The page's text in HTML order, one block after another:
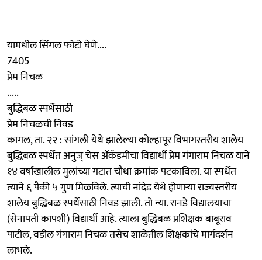
यामधील सिंगल फोटो घेणे....
7405
प्रेम निचळ
.....
बुद्धिबळ स्पर्धेसाठी
प्रेम निचळची निवड
कागल, ता. २२ : सांगली येथे झालेल्या कोल्हापूर विभागस्तरीय शालेय
बुद्धिबळ स्पर्धेत अनुज् चेस ॲकॅडमीचा विद्यार्थी प्रेम गंगाराम निचळ याने
१४ वर्षांखालील मुलांच्या गटात चौथा क्रमांक पटकाविला. या स्पर्धेत
त्याने ६ पैकी ५ गुण मिळविले. त्याची नांदेड येथे होणाऱ्या राज्यस्तरीय
शालेय बुद्धिबळ स्पर्धेसाठी निवड झाली. तो न्या. रानडे विद्यालयाचा
(सेनापती कापशी) विद्यार्थी आहे. त्याला बुद्धिबळ प्रशिक्षक बाबूराव
पाटील, वडील गंगाराम निचळ तसेच शाळेतील शिक्षकांचे मार्गदर्शन
लाभले.